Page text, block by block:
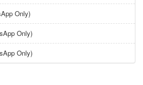
Only)
Only)
Only)